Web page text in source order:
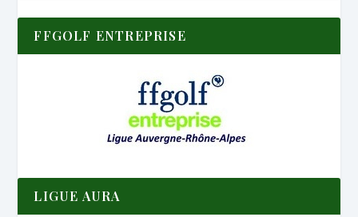
FFGOLF ENTREPRISE
LIGUE AURA